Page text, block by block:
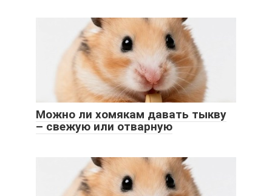
Можно ли хомякам давать тыкву
– свежую или отварную